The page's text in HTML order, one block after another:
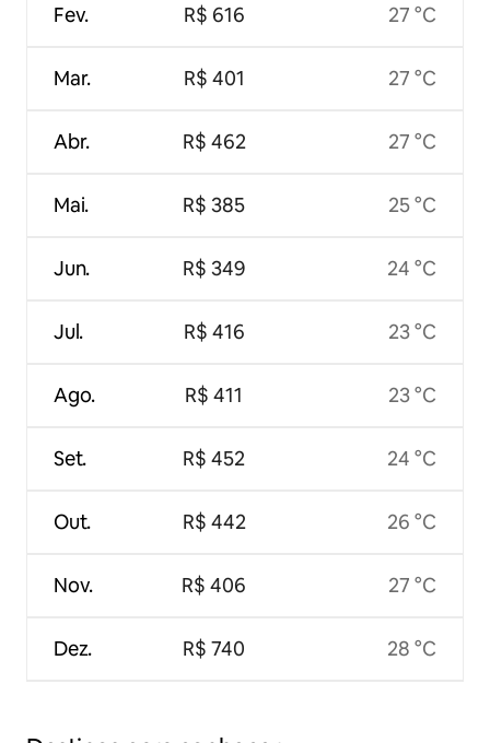
Fev.
Mar.
Abr.
Mai.
Jun.
Jul.
Ago.
Set.
Out.
Nov.
Dez.
R$ 616
R$ 401
R$ 462
R$ 385
R$ 349
R$ 416
R$ 411
R$ 452
R$ 442
R$ 406
R$ 740
27 °C
27 °C
27 °C
25 °C
24 °C
23 °C
23 °C
24 °C
26 °C
27 °C
28 °C